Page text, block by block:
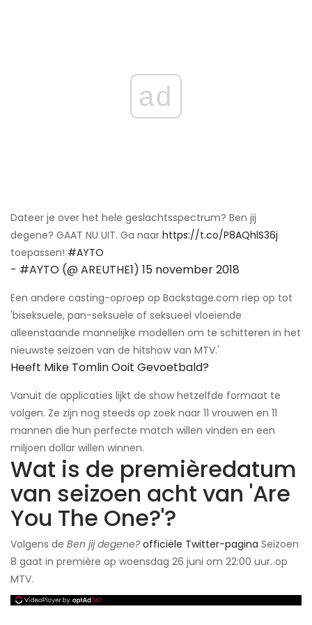
ad
Dateer je over het hele geslachtsspectrum? Ben jij
degene? GAAT NU UIT. Ga naar https://t.co/P8AQhlS36j
toepassen! #AYTO
- #AYTO (@ AREUTHE1) 15 november 2018
Een andere casting-oproep op Backstage.com riep op tot
'biseksuele, pan-seksuele of seksueel vloeiende
alleenstaande mannelijke modellen om te schitteren in het
nieuwste seizoen van de hitshow van MTV.'
Heeft Mike Tomlin Ooit Gevoetbald?
Vanuit de applicaties lijkt de show hetzelfde formaat te
volgen. Ze zijn nog steeds op zoek naar 11 vrouwen en 11
mannen die hun perfecte match willen vinden en een
miljoen dollar willen winnen.
Wat is de premièredatum
van seizoen acht van 'Are
You The One?'?
Volgens de Ben jij degene? officiële Twitter-pagina Seizoen
8 gaat in première op woensdag 26 juni om 22:00 uur. op
MTV.